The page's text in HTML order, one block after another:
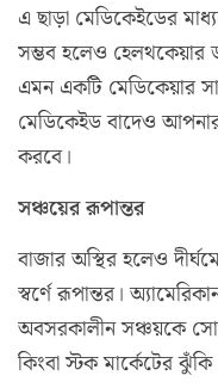
এ ছাড়া মেডিকেইডের
সম্ভব হলেও
এমন একটি মেডিকেয়ার
মেডিকেইড বাদেও
করবে।
সঞ্চয়ের রূপান্তর
বাজার অস্থির হলেও
স্বর্ণে রূপান্তর।
অবসরকালীন সঞ্চয়কে
কিংবা স্টক মার্কেটের